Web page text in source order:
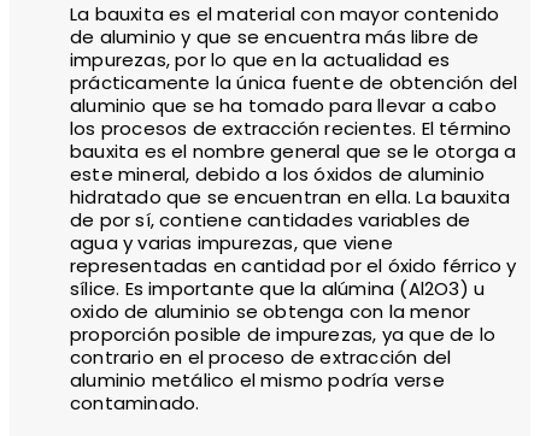
La bauxita es el material con mayor contenido
de aluminio y que se encuentra más libre de
impurezas, por lo que en la actualidad es
prácticamente la única fuente de obtención del
aluminio que se ha tomado para llevar a cabo
los procesos de extracción recientes. El término
bauxita es el nombre general que se le otorga a
este mineral, debido a los óxidos de aluminio
hidratado que se encuentran en ella. La bauxita
de por sí, contiene cantidades variables de
agua y varias impurezas, que viene
representadas en cantidad por el óxido férrico y
sílice. Es importante que la alúmina (Al2O3) u
oxido de aluminio se obtenga con la menor
proporción posible de impurezas, ya que de lo
contrario en el proceso de extracción del
aluminio metálico el mismo podría verse
contaminado.